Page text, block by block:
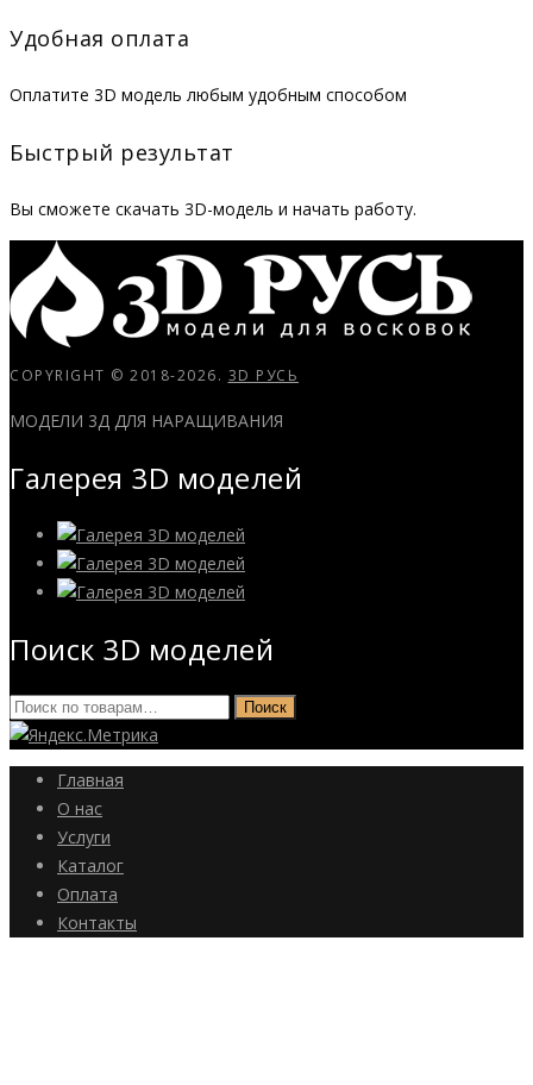
Удобная оплата
Оплатите 3D модель любым удобным способом
Быстрый результат
Вы сможете скачать 3D-модель и начать работу.
COPYRIGHT © 2018-2026. 3D РУСЬ
МОДЕЛИ 3Д ДЛЯ НАРАЩИВАНИЯ
Галерея 3D моделей
Поиск 3D моделей
Искать: Поиск
Главная
О нас
Услуги
Каталог
Оплата
Контакты